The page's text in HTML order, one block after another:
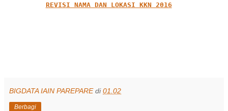
REVISI NAMA DAN LOKASI KKN 2016
BIGDATA IAIN PAREPARE di01.02
Berbagi